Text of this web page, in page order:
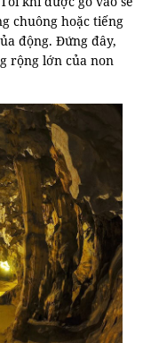
chuông hoặc tiếng
động. Đứng đây,
rộng lớn của non